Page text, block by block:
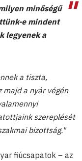
minőségű
e mindent
legyenek a
a tiszta,
majd a nyár végén
szereplését
bizottság."
fiúcsapatok – az